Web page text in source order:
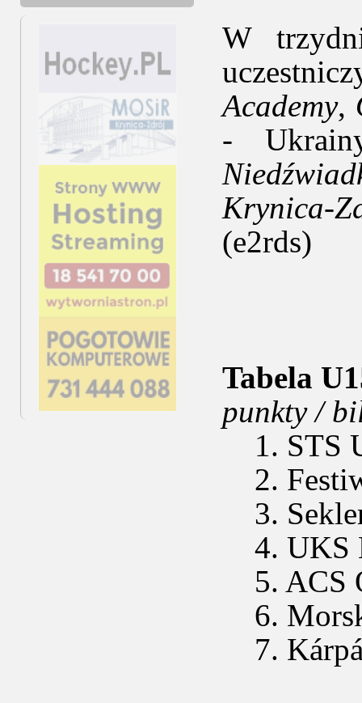
W
Academy,
-
Krynica-
(e2rds)
Tabela
punkty /
1. STS
2.
3.
4. UKS
5. ACS
6.
7.